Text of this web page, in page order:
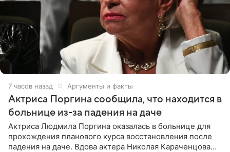
7 часов назад Аргументы и факты
Актриса Поргина сообщила, что находится в
больнице из-за падения на даче
Актриса Людмила Поргина оказалась в больнице для
прохождения планового курса восстановления после
падения на даче. Вдова актера Николая Караченцова